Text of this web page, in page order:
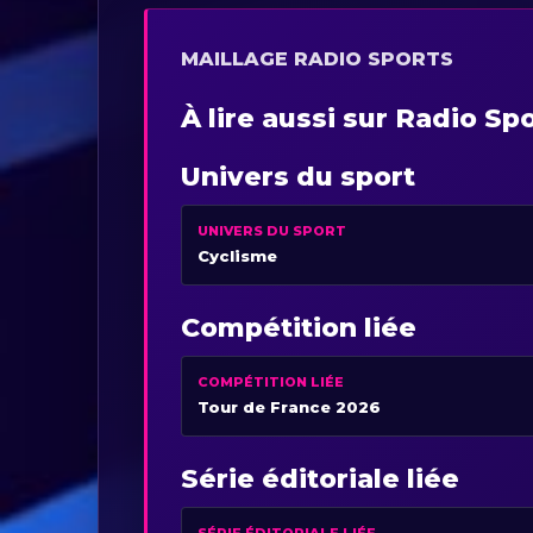
MAILLAGE RADIO SPORTS
À lire aussi sur Radio
Univers du sport
UNIVERS DU SPORT
Cyclisme
Compétition liée
COMPÉTITION LIÉE
Tour de France 2026
Série éditoriale liée